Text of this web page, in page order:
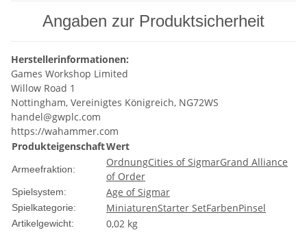
Angaben zur Produktsicherheit
Herstellerinformationen:
Games Workshop Limited
Willow Road 1
Nottingham, Vereinigtes Königreich, NG72WS
handel@gwplc.com
https://wahammer.com
ProdukteigenschaftWert
Armeefraktion:
OrdnungCities of SigmarGrand Alliance
of Order
Spielsystem: Age of Sigmar
Spielkategorie: MiniaturenStarter SetFarbenPinsel
Artikelgewicht: 0,02 kg